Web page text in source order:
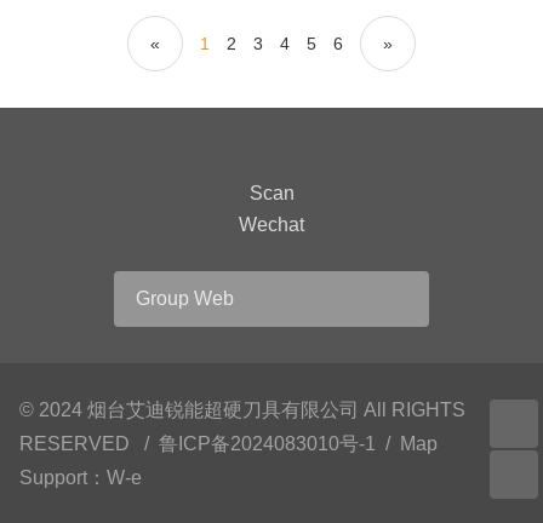
« 1 2 3 4 5 6 »
Scan
Wechat
Group Web
© 2024 烟台艾迪锐能超硬刀具有限公司 All RIGHTS
RESERVED / 鲁ICP备2024083010号-1 / Map
Support： W-e